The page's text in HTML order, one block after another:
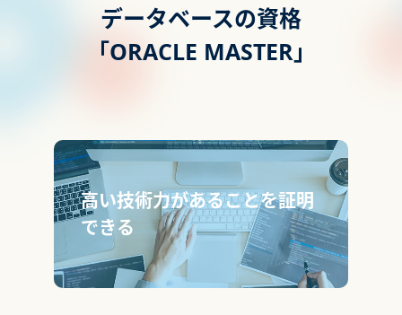
データベースの資格
「ORACLE MASTER」
高い技術力があることを証明
できる